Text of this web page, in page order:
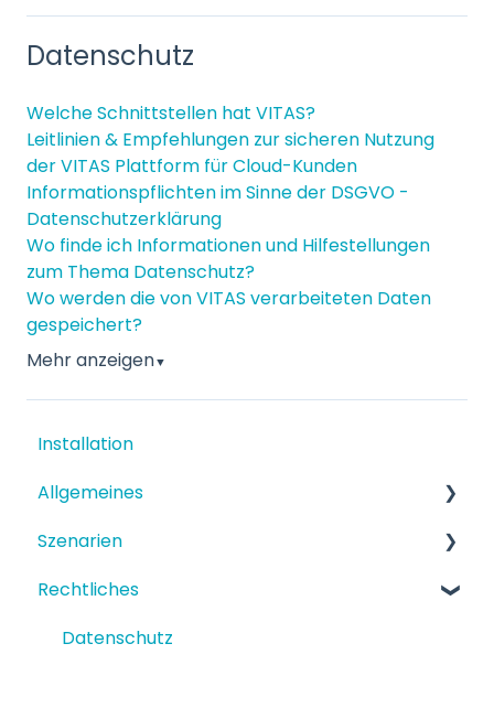
Datenschutz
Welche Schnittstellen hat VITAS?
Leitlinien & Empfehlungen zur sicheren Nutzung
der VITAS Plattform für Cloud-Kunden
Informationspflichten im Sinne der DSGVO -
Datenschutzerklärung
Wo finde ich Informationen und Hilfestellungen
zum Thema Datenschutz?
Wo werden die von VITAS verarbeiteten Daten
gespeichert?
Mehr anzeigen▼
Installation
Allgemeines
Funktionen
Einrichtung
Szenarien
Strukturiertes Szenario
Terminbuchung
Rechtliches
Datenschutz